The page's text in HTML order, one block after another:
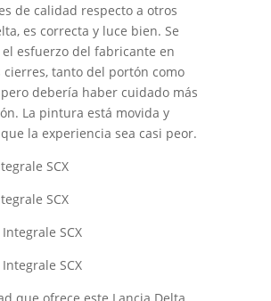
de calidad respecto a otros
es correcta y luce bien. Se
esfuerzo del fabricante en
tanto del portón como
debería haber cuidado más
La pintura está movida y
la experiencia sea casi peor.